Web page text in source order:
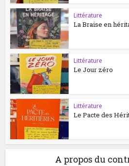
Littérature
La Braise en
Littérature
Le Jour zéro
Littérature
Le Pacte des
A propos du